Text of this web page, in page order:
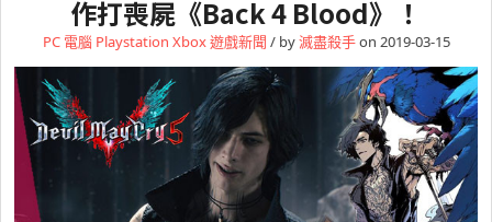
作打喪屍《Back 4 Blood》！
PC 電腦 Playstation Xbox遊戲新聞 / by滅盡殺手on 2019-03-15